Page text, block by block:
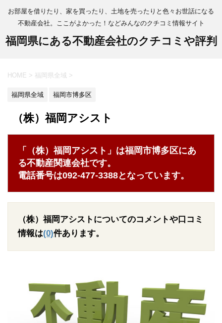
お部屋を借りたり、家を買ったり、土地を売ったりと色々お世話になる
不動産会社。ここがよかった！などみんなのクチコミ情報サイト
福岡県にある不動産会社のクチコミや評判
HOME > 福岡県全域 >
福岡県全域 福岡市博多区
（株）福岡アシスト
「（株）福岡アシスト」は福岡市博多区にあ
る不動産関連会社です。
電話番号は092-477-3388となっています。
（株）福岡アシストについてのコメントや口コミ
情報は(0)件あります。